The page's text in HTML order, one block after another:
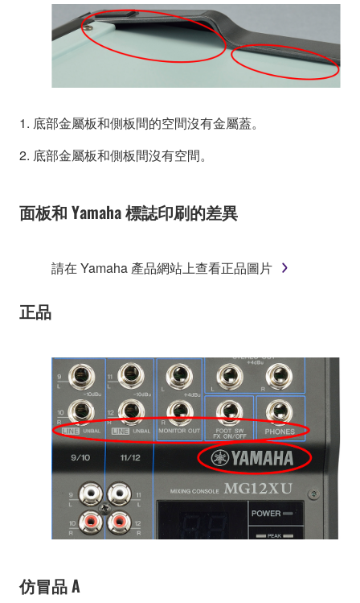
1. 底部金屬板和側板間的空間沒有金屬蓋。
2. 底部金屬板和側板間沒有空間。
面板和 Yamaha 標誌印刷的差異
請在 Yamaha 產品網站上查看正品圖片
正品
仿冒品 A